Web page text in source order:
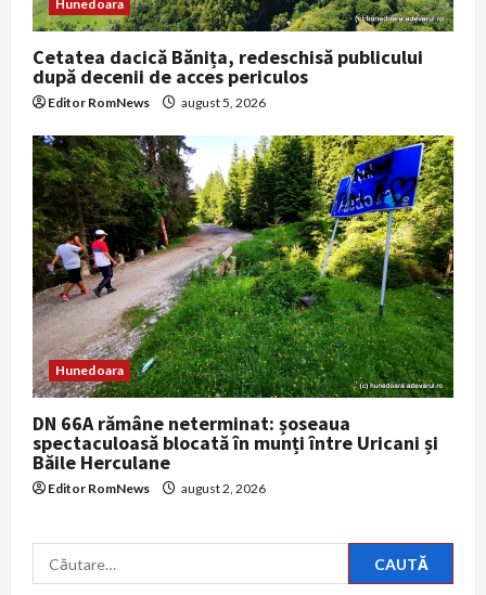
Hunedoara
Cetatea dacică Bănița, redeschisă publicului
după decenii de acces periculos
Editor RomNews august 5, 2026
Hunedoara
DN 66A rămâne neterminat: șoseaua
spectaculoasă blocată în munți între Uricani și
Băile Herculane
Editor RomNews august 2, 2026
Caută
după: